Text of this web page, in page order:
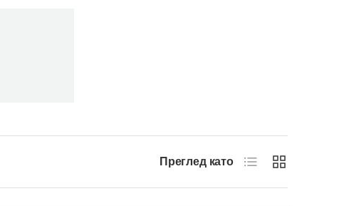
Преглед като СписъкРешетка